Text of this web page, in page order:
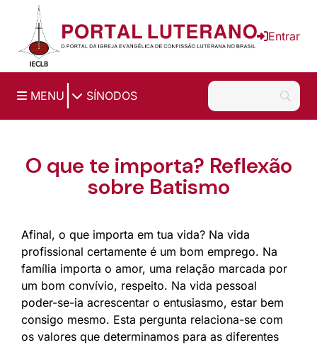
Ir para o conteúdo principal
Entrar
MENU SÍNODOS
O que te importa? Reflexão
sobre Batismo
Afinal, o que importa em tua vida? Na vida
profissional certamente é um bom emprego. Na
família importa o amor, uma relação marcada por
um bom convívio, respeito. Na vida pessoal
poder-se-ia acrescentar o entusiasmo, estar bem
consigo mesmo. Esta pergunta relaciona-se com
os valores que determinamos para as diferentes